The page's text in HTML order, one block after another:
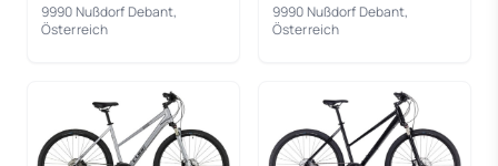
9990 Nußdorf Debant,
Österreich
9990 Nußdorf Debant,
Österreich